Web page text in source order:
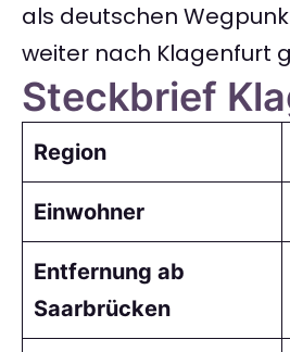
als deutschen
weiter nach Klagenfurt
Steckbrief
Region
Einwohner
Entfernung ab
Saarbrücken